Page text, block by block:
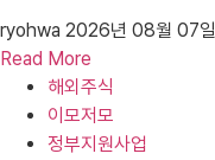
ryohwa 2026년 08월 07일
Read More
해외주식
이모저모
정부지원사업